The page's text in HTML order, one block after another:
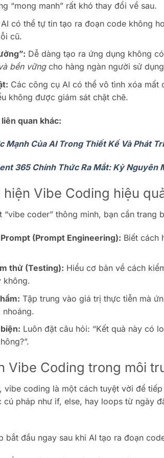
“mong manh” rất khó thay đổi về sau.
AI có thể tự tin tạo ra đoạn code không
cũ.
Dễ dàng tạo ra ứng dụng không
bền vữngcho hàng ngàn người sử
Các công cụ AI có thể vô tình xóa
không được giám sát chặt chẽ.
quan khác:
Mạnh Của AI Trong Thiết Kế Và Phát
365 Chính Thức Ra Mắt: Kỷ Nguyên
Vibe Coding hiệu
coder” thông minh, bạn cần trang
(Prompt Engineering): Biết cách
thử (Testing): Hiểu cơ bản về cách
không.
Tập trung vào giá trị thực tiễn mà
nhoáng.
Luôn đặt câu hỏi: “Kết quả này có
Vibe Coding trong môi
vibe coding là một cách tuyệt vời để
cú pháp như if, else, hay loops từ ngày
bắt đầu ngay sau khi AI tạo ra đoạn